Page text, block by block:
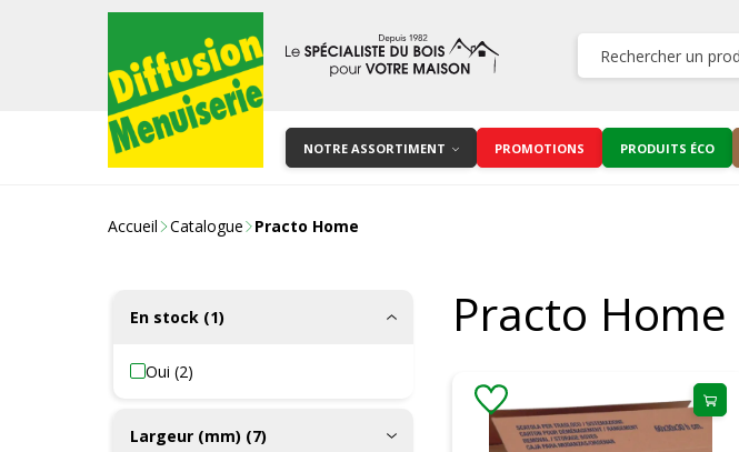
NOTRE ASSORTIMENT PROMOTIONS PRODUITS ÉCO
Accueil Catalogue Practo Home
En stock (1)
Oui (2)
Largeur (mm) (7)
Practo Home